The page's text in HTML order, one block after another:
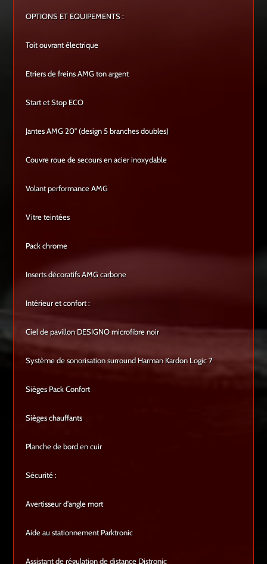
OPTIONS ET EQUIPEMENTS :
Toit ouvrant électrique
Etriers de freins AMG ton argent
Start et Stop ECO
Jantes AMG 20'' (design 5 branches doubles)
Couvre roue de secours en acier inoxydable
Volant performance AMG
Vitre teintées
Pack chrome
Inserts décoratifs AMG carbone
Intérieur et confort :
Ciel de pavillon DESIGNO microfibre noir
Système de sonorisation surround Harman Kardon Logic 7
Sièges Pack Confort
Sièges chauffants
Planche de bord en cuir
Sécurité :
Avertisseur d'angle mort
Aide au stationnement Parktronic
Assistant de régulation de distance Distronic